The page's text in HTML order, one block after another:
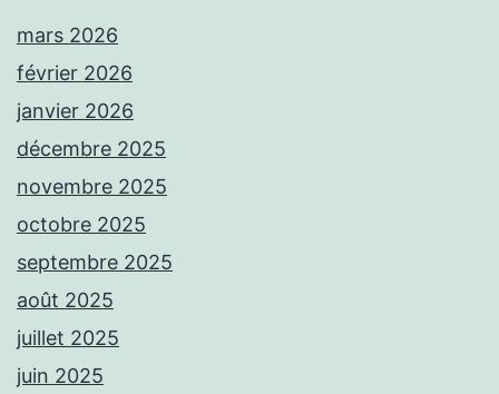
mars 2026
février 2026
janvier 2026
décembre 2025
novembre 2025
octobre 2025
septembre 2025
août 2025
juillet 2025
juin 2025